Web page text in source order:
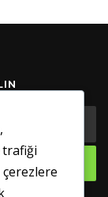
trafiği
çerezlere